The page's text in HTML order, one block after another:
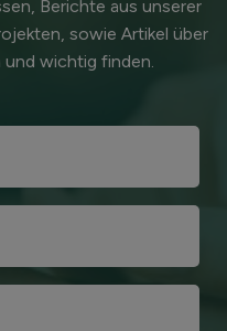
Berichte aus unserer
sowie Artikel über
und wichtig finden.